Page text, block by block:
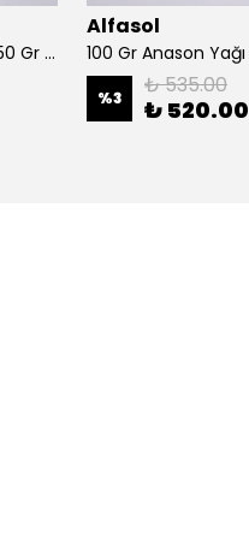
100 Gr Anason + Alkol Test Kiti + 250 Gr Gliserin
Alfasol
%3 ₺ 535.00
₺ 520.00